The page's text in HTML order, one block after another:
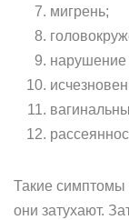
мигрень;
нарушение
Такие симптомы
они затухают.